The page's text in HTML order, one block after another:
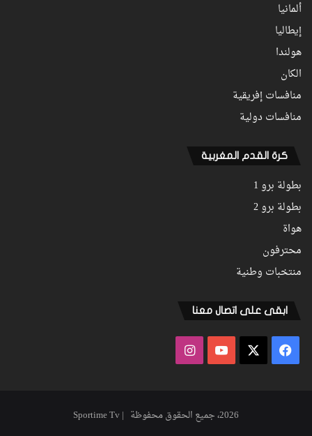
ألمانيا
إيطاليا
هولندا
الكان
منافسات إفريقية
منافسات دولية
كرة القدم المغربية
بطولة برو 1
بطولة برو 2
هواة
محترفون
منتخبات وطنية
ابقى على اتصال معنا
فيسبوك ‫YouTubeانستقرام
2026، جميع الحقوق محفوظة | Sportime Tv